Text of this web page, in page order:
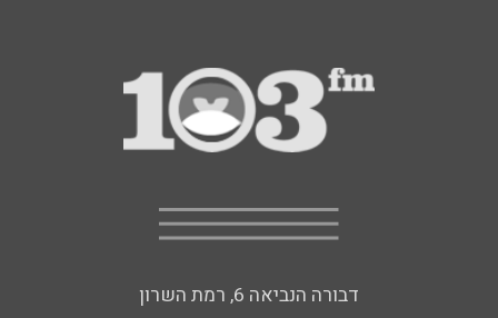
דבורה הנביאה 6, רמת השרון